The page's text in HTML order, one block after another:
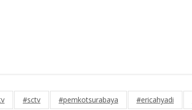
#sctv #pemkotsurabaya #ericahyadi